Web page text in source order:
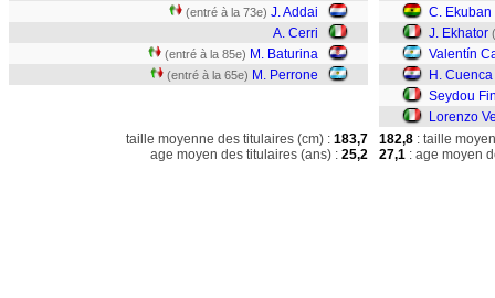
(entré à la 73e) J. Addai
A. Cerri
(entré à la 85e) M. Baturina
(entré à la 65e) M. Perrone
C. Ekuban
J. Ekhator
Valentín
H. Cuenca
Seydou
Lorenzo
taille moyenne des titulaires (cm) : 183,7
age moyen des titulaires (ans) : 25,2
182,8 : taille
27,1 : age moyen